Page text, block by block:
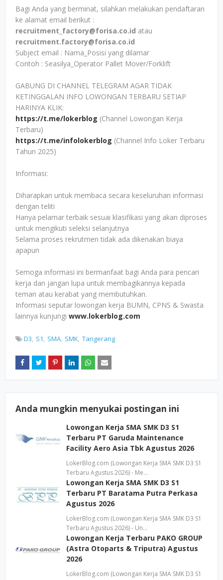
Bagi Anda yang berminat, silahkan melakukan pendaftaran
ke alamat email berikut :
recruitment_factory@forisa.co.id atau
recruitment.factory@forisa.co.id
Subject email : Nama_Posisi yang dilamar
Contoh : Seasilya_Operator Pallet Mover/Forklift
GABUNG DI CHANNEL TELEGRAM AGAR TIDAK
KETINGGALAN INFO LOWONGAN TERBARU SETIAP
HARINYA KLIK:
https://t.me/lokerblog (Channel Lowongan Kerja
Terbaru)
https://t.me/infolokerblog (Channel Info Loker Terbaru
Tahun 2025)
Informasi:
Diharapkan untuk membaca secara keseluruhan informasi
dengan teliti
Hanya pelamar terbaik sesuai klasifikasi yang akan diproses
untuk mengikuti seleksi selanjutnya
Selama proses rekrutmen tidak ada dikenakan biaya
apapun
Semoga informasi ini bermanfaat bagi Anda para pencari
kerja dan jangan lupa untuk membagikannya kepada
teman atau kerabat yang membutuhkan.
Informasi seputar lowongan kerja BUMN, CPNS & Swasta
lainnya kunjungi www.lokerblog.com
D3 S1 SMA SMK Tangerang
Anda mungkin menyukai postingan ini
Lowongan Kerja SMA SMK D3 S1
Terbaru PT Garuda Maintenance
Facility Aero Asia Tbk Agustus 2026
LokerBlog.com (Lowongan Kerja SMA SMK D3 S1
Terbaru Agustus 2026) - Me…
Lowongan Kerja SMA SMK D3 S1
Terbaru PT Baratama Putra Perkasa
Agustus 2026
LokerBlog.com (Lowongan Kerja SMA SMK D3 S1
Terbaru Agustus 2026) - Un…
Lowongan Kerja Terbaru PAKO GROUP
(Astra Otoparts & Triputra) Agustus
2026
LokerBlog.com (Lowongan Kerja SMA SMK D3 S1